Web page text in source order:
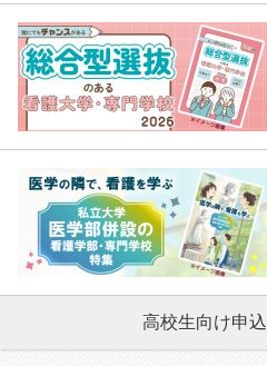
高校生向け申